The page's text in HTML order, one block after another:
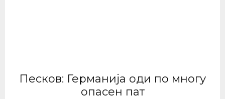
Песков: Германија оди по многу
опасен пат